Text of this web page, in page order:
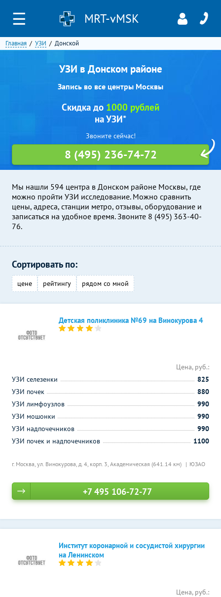
☰ MRT-vMSK
Главная УЗИ Донской
УЗИ в Донском районе
Запись во все центры Москвы
Мы нашли 594 центра в Донском районе Москвы, где
можно пройти УЗИ исследование. Можно сравнить
цены, адреса, станции метро, отзывы, оборудование и
записаться на удобное время. Звоните 8 (495) 363-40-
76.
Скидка до 1000 рублей
на УЗИ*
Звоните сейчас!
8 (495) 236-74-72
Сортировать по:
цене рейтингу рядом со мной
Детская поликлиника №69 на Винокурова 4
г. Москва, ул. Винокурова, д. 4, корп. 3, Академическая (641.14 км) ЮЗАО
Цена, руб.:
УЗИ селезенки
825
УЗИ почек
880
УЗИ лимфоузлов
990
УЗИ мошонки
990
УЗИ надпочечников
990
УЗИ почек и надпочечников
1100
+7 495 106-72-77
Институт коронарной и сосудистой хирургии
на Ленинском
Цена, руб.: